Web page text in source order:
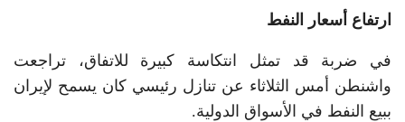
ارتفاع أسعار النفط
في ضربة قد تمثل انتكاسة كبيرة للاتفاق، تراجعت
واشنطن أمس الثلاثاء عن تنازل رئيسي كان يسمح لإيران
ببيع النفط في الأسواق الدولية.